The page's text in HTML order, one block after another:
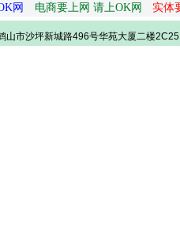
网 电商要上网 请上OK网 实体
山市沙坪新城路496号华苑大厦二楼2C25